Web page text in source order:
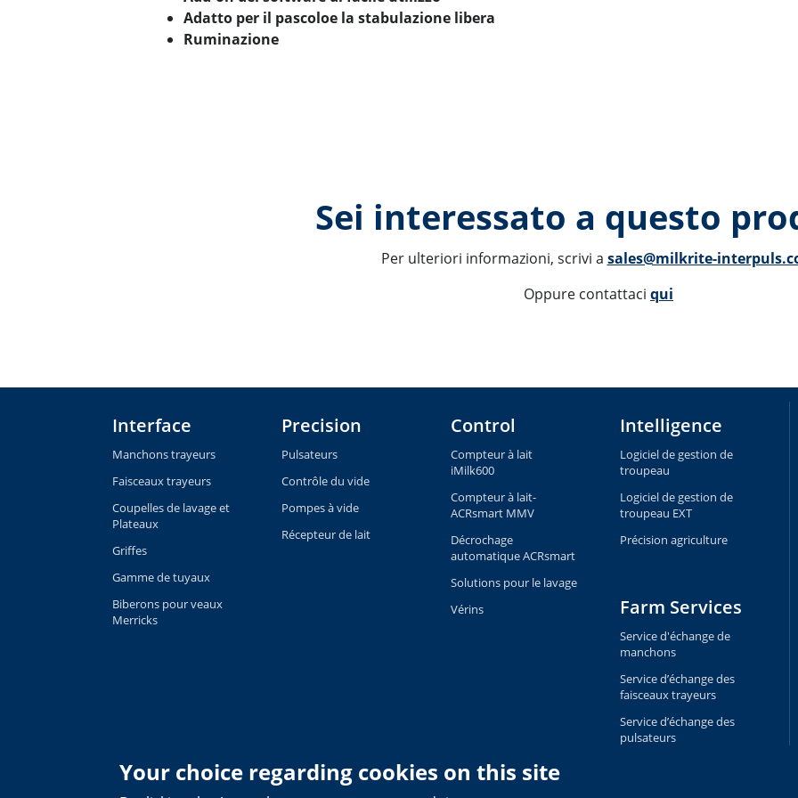
Adatto per il pascoloe la stabulazione libera
Ruminazione
Sei interessato a questo
Per ulteriori informazioni, scrivi a sales@milkrite-
Oppure contattaci qui
Interface
Manchons trayeurs
Faisceaux trayeurs
Coupelles de lavage et
Plateaux
Griffes
Gamme de tuyaux
Biberons pour veaux
Merricks
Precision
Pulsateurs
Contrôle du vide
Pompes à vide
Récepteur de lait
Control
Compteur à lait
iMilk600
Compteur à lait-
ACRsmart MMV
Décrochage
automatique ACRsmart
Solutions pour le lavage
Vérins
Intelligence
Logiciel de gestion de
troupeau
Logiciel de gestion de
troupeau EXT
Précision agriculture
Farm Services
Service d'échange de
manchons
Service d’échange des
faisceaux trayeurs
Service d’échange des
pulsateurs
Your choice regarding cookies on this site